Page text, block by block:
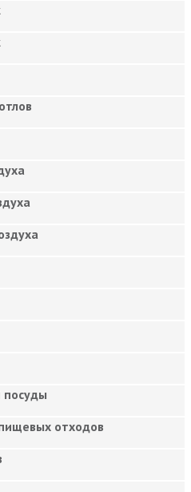
посуды
отходов